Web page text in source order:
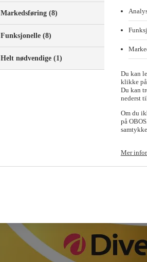
Markedsføring (8)
Funksjonelle (8)
Helt nødvendige (1)
Du kan
klikke
Du kan
nederst
Om du
på
Mer